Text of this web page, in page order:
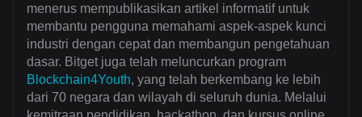
menerus mempublikasikan artikel informatif untuk
membantu pengguna memahami aspek-aspek kunci
industri dengan cepat dan membangun pengetahuan
dasar. Bitget juga telah meluncurkan program
Blockchain4Youth, yang telah berkembang ke lebih
dari 70 negara dan wilayah di seluruh dunia. Melalui